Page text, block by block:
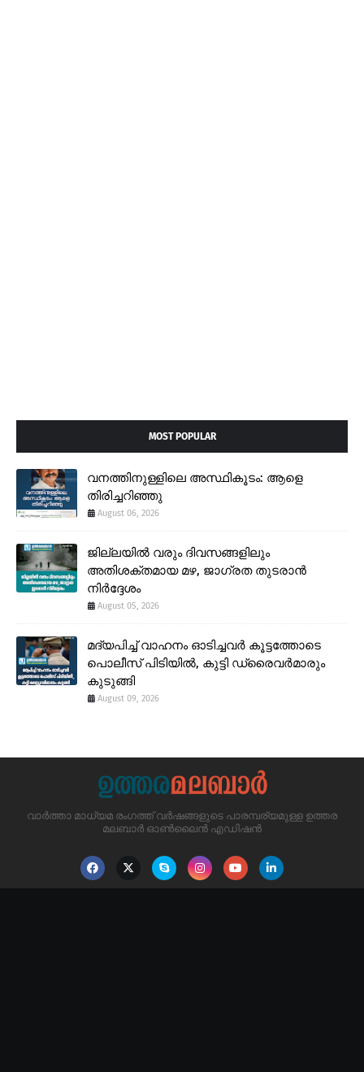
MOST POPULAR
വനത്തിനുള്ളിലെ അസ്ഥികൂടം: ആളെ
തിരിച്ചറിഞ്ഞു
August 06, 2026
ജില്ലയിൽ വരും ദിവസങ്ങളിലും
അതിശക്തമായ മഴ, ജാഗ്രത തുടരാൻ
നിർദ്ദേശം
August 05, 2026
മദ്യപിച്ച് വാഹനം ഓടിച്ചവർ കൂട്ടത്തോടെ
പൊലീസ് പിടിയിൽ, കുട്ടി ഡ്രൈവർമാരും
കുടുങ്ങി
August 09, 2026
വാർത്താ മാധ്യമ രംഗത്ത് വർഷങ്ങളുടെ പാരമ്പര്യമുള്ള ഉത്തര
മലബാർ ഓൺലൈൻ എഡിഷൻ